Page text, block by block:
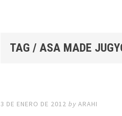
TAG / ASA MADE
3 DE ENERO DE 2012 byARAHI